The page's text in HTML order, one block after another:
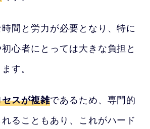
間と労力が必要となり、特に
心者にとっては大きな負担と
す。
スが複雑であるため、専門的
ることもあり、これがハード